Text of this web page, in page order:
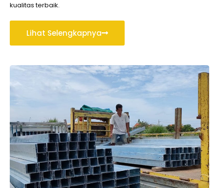
kualitas terbaik.
Lihat Selengkapnya